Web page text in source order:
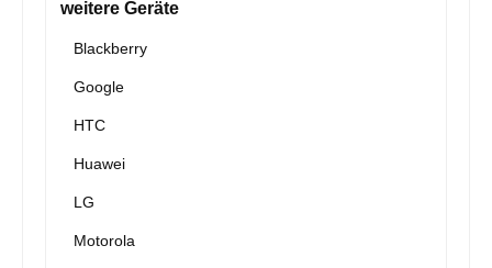
weitere Geräte
Blackberry
Google
HTC
Huawei
LG
Motorola